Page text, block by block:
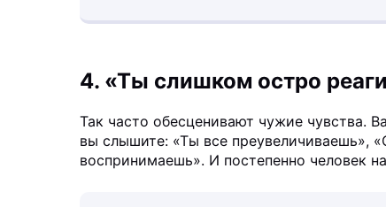
4. «Ты слишком остро
Так часто обесценивают чужие чувства.
вы слышите: «Ты все преувеличиваешь»,
воспринимаешь». И постепенно человек